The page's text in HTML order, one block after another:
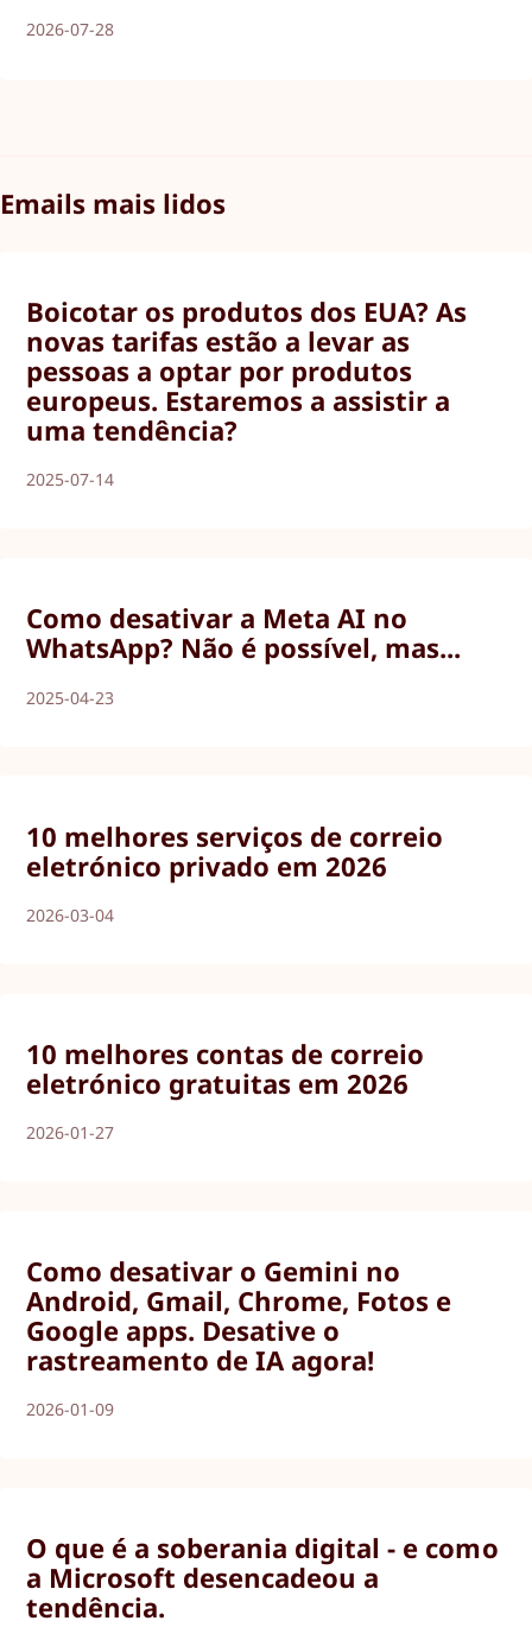
2026-07-28
Emails mais lidos
Boicotar os produtos dos EUA? As
novas tarifas estão a levar as
pessoas a optar por produtos
europeus. Estaremos a assistir a
uma tendência?
2025-07-14
Como desativar a Meta AI no
WhatsApp? Não é possível, mas...
2025-04-23
10 melhores serviços de correio
eletrónico privado em 2026
2026-03-04
10 melhores contas de correio
eletrónico gratuitas em 2026
2026-01-27
Como desativar o Gemini no
Android, Gmail, Chrome, Fotos e
Google apps. Desative o
rastreamento de IA agora!
2026-01-09
O que é a soberania digital - e como
a Microsoft desencadeou a
tendência.